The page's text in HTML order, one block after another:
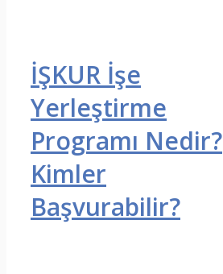
İŞKUR İşe
Yerleştirme
Programı Nedir?
Kimler
Başvurabilir?